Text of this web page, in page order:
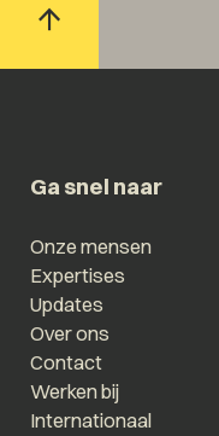
Ga snel naar
Onze mensen
Expertises
Updates
Over ons
Contact
Werken bij
Internationaal